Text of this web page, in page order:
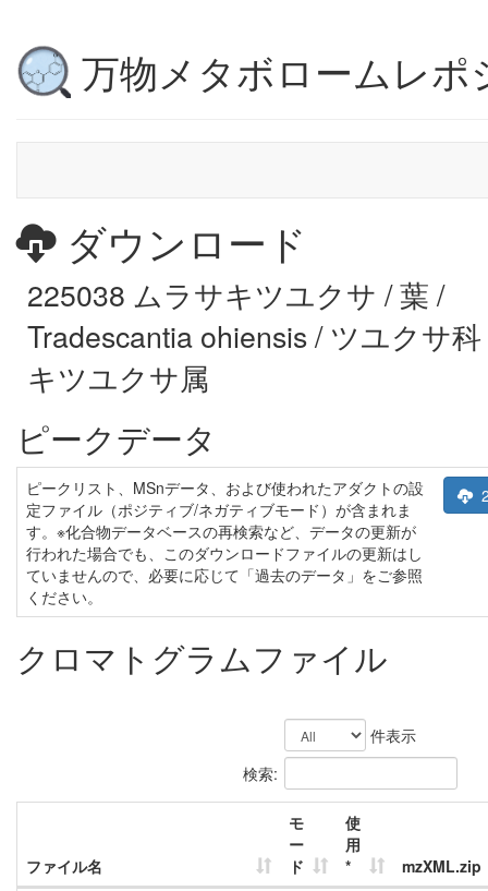
万物メタボロームレポ
ダウンロード
225038 ムラサキツユクサ / 葉 /
Tradescantia ohiensis / ツユクサ
キツユクサ属
ピークデータ
ピークリスト、MSnデータ、および使われたアダクトの設
定ファイル（ポジティブ/ネガティブモード）が含まれま
す。※化合物データベースの再検索など、データの更新が
行われた場合でも、このダウンロードファイルの更新はし
ていませんので、必要に応じて「過去のデータ」をご参照
ください。
クロマトグラムファイル
件表示
検索:
ファイル名
モ
ー
ド
使
用
*
mzXML.zip